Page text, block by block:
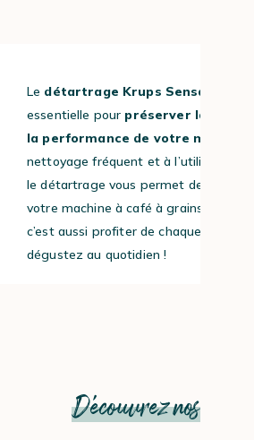
Le détartrage Krups Sensation
essentielle pour préserver la
la performance de votre machine
nettoyage fréquent et à l’utilisation
le détartrage vous permet de profiter
votre machine à café à grains.
c’est aussi profiter de chaque tasse
dégustez au quotidien !
Découvrez nos